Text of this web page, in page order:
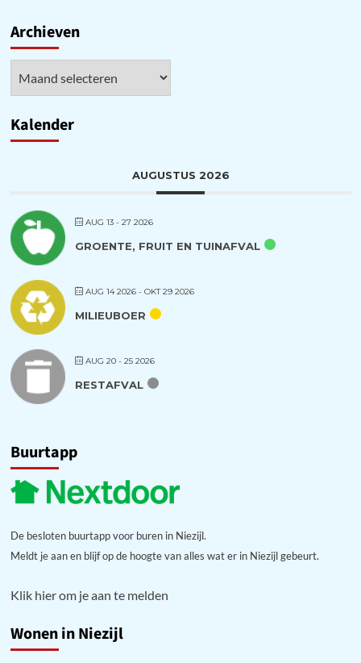
Archieven
Kalender
AUGUSTUS 2026
AUG 13 - 27 2026
GROENTE, FRUIT EN TUINAFVAL
AUG 14 2026- OKT 29 2026
MILIEUBOER
AUG 20 - 25 2026
RESTAFVAL
Buurtapp
De besloten buurtapp voor buren in Niezijl.
Meldt je aan en blijf op de hoogte van alles wat er in Niezijl gebeurt.
Klik hier om je aan te melden
Wonen in Niezijl